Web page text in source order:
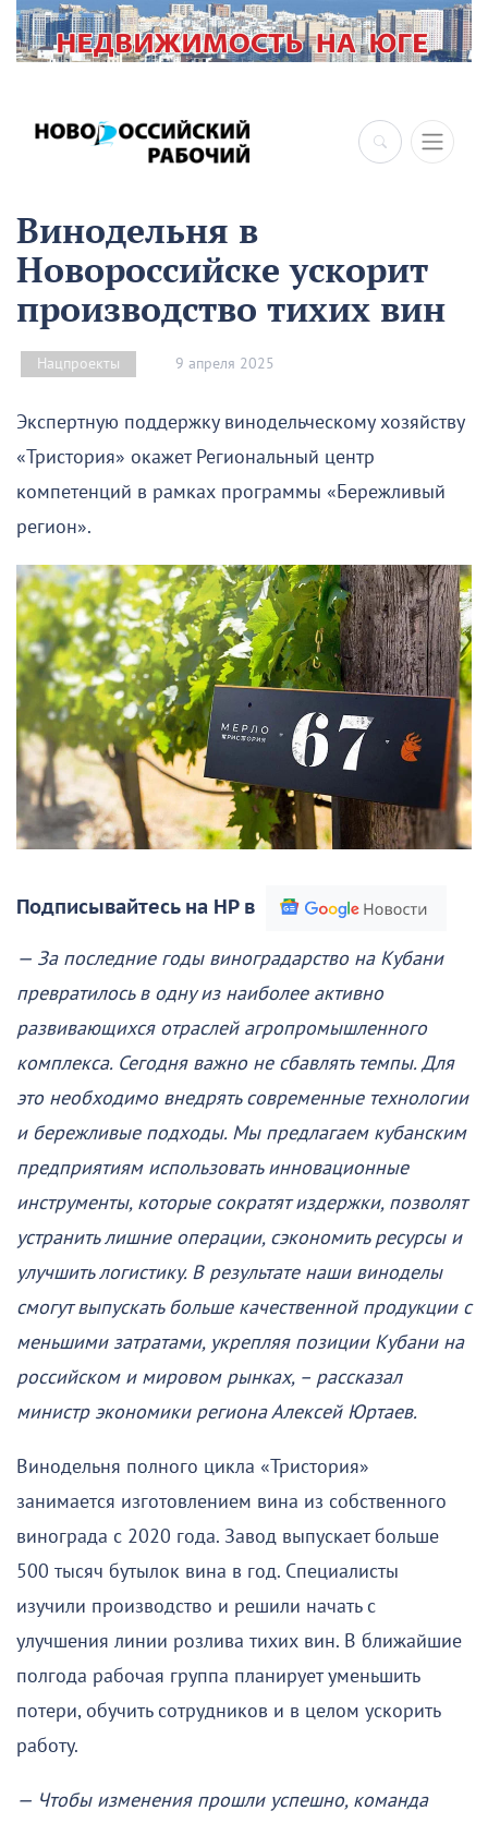
×
Винодельня в
Новороссийске ускорит
производство тихих вин
Нацпроекты 9 апреля 2025
Экспертную поддержку винодельческому хозяйству
«Тристория» окажет Региональный центр
компетенций в рамках программы «Бережливый
регион».
Подписывайтесь на НР в
— За последние годы виноградарство на Кубани
превратилось в одну из наиболее активно
развивающихся отраслей агропромышленного
комплекса. Сегодня важно не сбавлять темпы. Для
это необходимо внедрять современные технологии
и бережливые подходы. Мы предлагаем кубанским
предприятиям использовать инновационные
инструменты, которые сократят издержки, позволят
устранить лишние операции, сэкономить ресурсы и
улучшить логистику. В результате наши виноделы
смогут выпускать больше качественной продукции с
меньшими затратами, укрепляя позиции Кубани на
российском и мировом рынках, – рассказал
министр экономики региона Алексей Юртаев.
Винодельня полного цикла «Тристория»
занимается изготовлением вина из собственного
винограда с 2020 года. Завод выпускает больше
500 тысяч бутылок вина в год. Специалисты
изучили производство и решили начать с
улучшения линии розлива тихих вин. В ближайшие
полгода рабочая группа планирует уменьшить
потери, обучить сотрудников и в целом ускорить
работу.
— Чтобы изменения прошли успешно, команда